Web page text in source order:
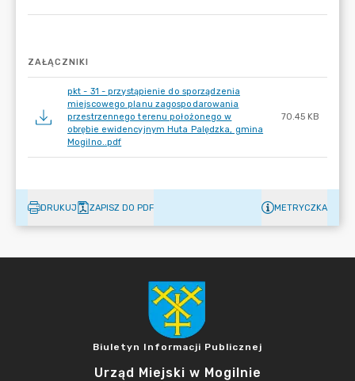
ZAŁĄCZNIKI
pkt - 31 - przystąpienie do sporządzenia
miejscowego planu zagospodarowania
przestrzennego terenu położonego w
obrębie ewidencyjnym Huta Palędzka, gmina
Mogilno..pdf
70.45 KB
DRUKUJ ZAPISZ DO PDF METRYCZKA
Biuletyn Informacji Publicznej
Urząd Miejski w Mogilnie